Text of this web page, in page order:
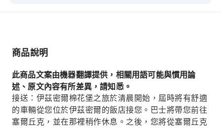
探索風景如畫的棉花堡，發現著名的溫泉。
有古代安納托利亞最大的墓地。
商品說明
此商品文案由機器翻譯提供，相關用語可能與慣用論
述、原文內容有所差異，請知悉。
接送：伊茲密爾棉花堡之旅於清晨開始，屆時將有舒適
的車輛從您位於伊茲密爾的飯店接您。巴士將帶您前往
塞爾丘克，並在那裡稍作休息。之後，您將從塞爾丘克